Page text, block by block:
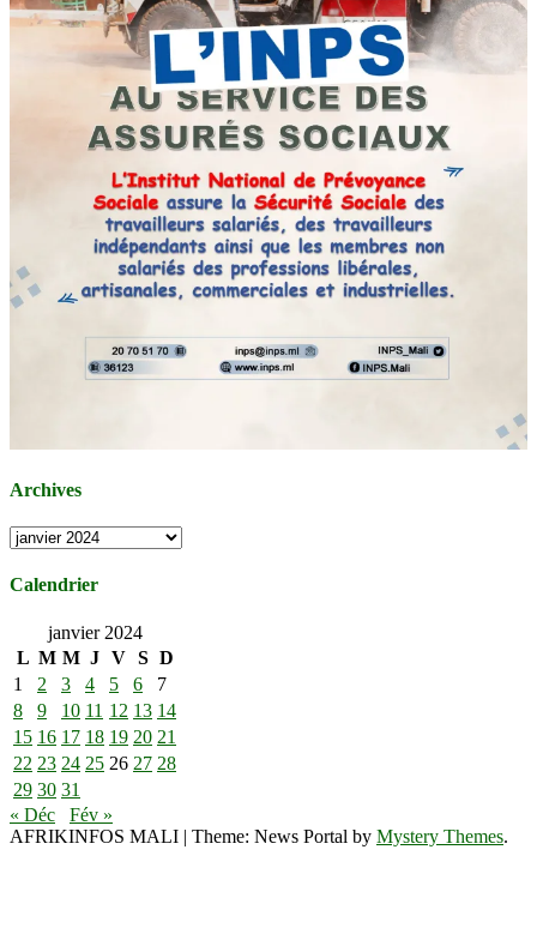
Archives
Archives
Calendrier
janvier 2024
L M M J V S D
1
2 3 4 5 6
7
8
9 10 11 12 13 14
15 16 17 18 19 20 21
22 23 24 25 26 27 28
29 30 31
« Déc
Fév »
AFRIKINFOS MALI | Theme: News Portal by Mystery Themes.